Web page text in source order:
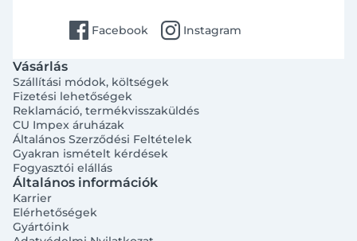
facebook Facebook instagram Instagram
Vásárlás
Szállítási módok, költségek
Fizetési lehetőségek
Reklamáció, termékvisszaküldés
CU Impex áruházak
Általános Szerződési Feltételek
Gyakran ismételt kérdések
Fogyasztói elállás
Általános információk
Karrier
Elérhetőségek
Gyártóink